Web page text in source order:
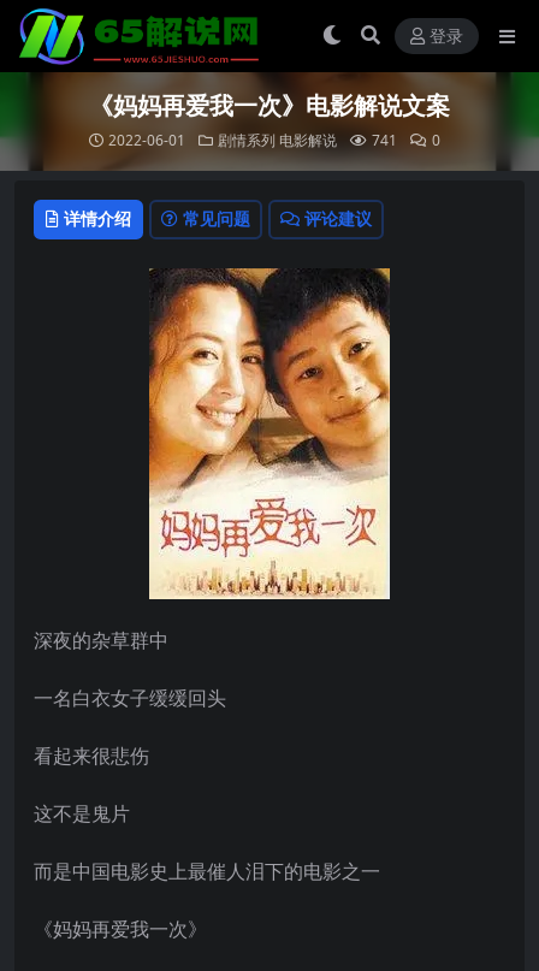
登录
《妈妈再爱我一次》电影解说文案
2022-06-01 剧情系列电影解说 741 0
详情介绍 常见问题 评论建议
深夜的杂草群中
一名白衣女子缓缓回头
看起来很悲伤
这不是鬼片
而是中国电影史上最催人泪下的电影之一
《妈妈再爱我一次》